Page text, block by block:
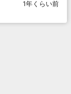
1年くらい前